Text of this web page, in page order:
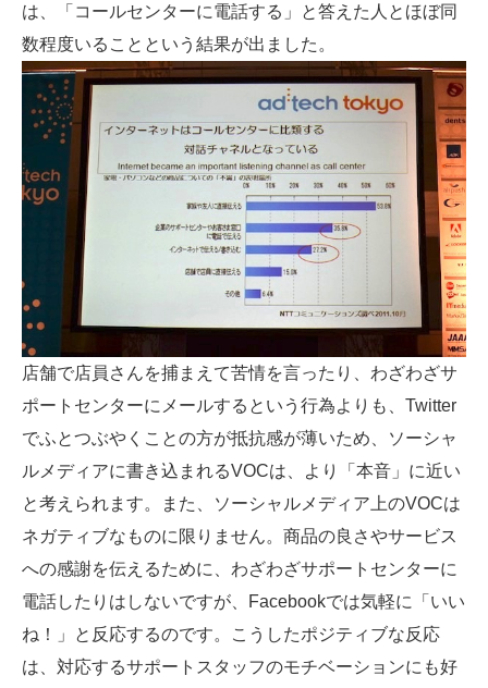
は、「コールセンターに電話する」と答えた人とほぼ同
数程度いることという結果が出ました。
店舗で店員さんを捕まえて苦情を言ったり、わざわざサ
ポートセンターにメールするという行為よりも、Twitter
でふとつぶやくことの方が抵抗感が薄いため、ソーシャ
ルメディアに書き込まれるVOCは、より「本音」に近い
と考えられます。また、ソーシャルメディア上のVOCは
ネガティブなものに限りません。商品の良さやサービス
への感謝を伝えるために、わざわざサポートセンターに
電話したりはしないですが、Facebookでは気軽に「いい
ね！」と反応するのです。こうしたポジティブな反応
は、対応するサポートスタッフのモチベーションにも好